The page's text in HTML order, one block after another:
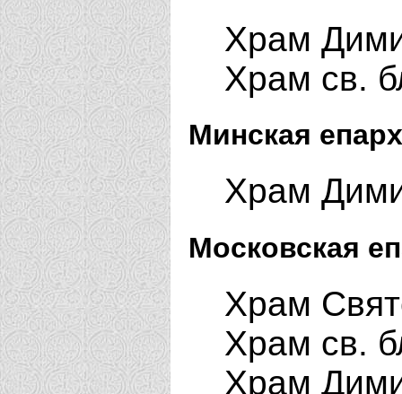
Храм
Храм св.
Минская
Храм
Московская
Храм
Храм св.
Храм